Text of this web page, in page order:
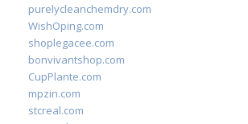
purelycleanchemdry.com
WishOping.com
shoplegacee.com
bonvivantshop.com
CupPlante.com
mpzin.com
stcreal.com